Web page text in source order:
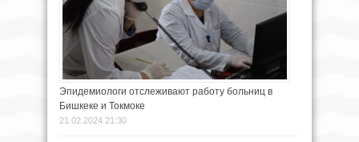
Эпидемиологи отслеживают работу больниц в
Бишкеке и Токмоке
21.02.2024 21:30